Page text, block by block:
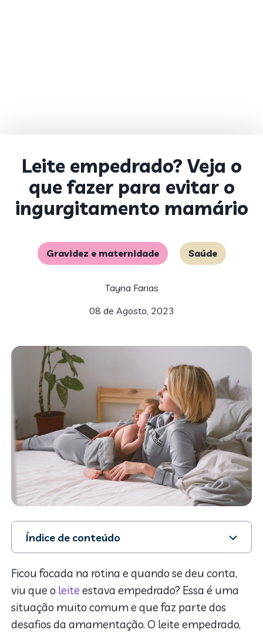
Leite empedrado? Veja o
que fazer para evitar o
ingurgitamento mamário
Gravidez e maternidade Saúde
Tayna Farias
08 de Agosto, 2023
Índice de conteúdo
1. “Leite empedrado?”: veja o que fazer
2. Leite empedrado: principais sintomas
3. Mas afinal, quais são as causas do leite empedrado?
4. Dicas de ouro: Cuidados com as mamas na
amamentação
Ficou focada na rotina e quando se deu conta,
viu que o leite estava empedrado? Essa é uma
situação muito comum e que faz parte dos
desafios da amamentação. O leite empedrado,